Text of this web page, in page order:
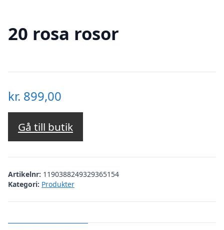
20 rosa rosor
kr. 899,00
Gå till butik
Artikelnr: 1190388249329365154
Kategori: Produkter